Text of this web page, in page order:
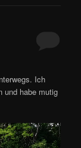
Ich
und habe mutig